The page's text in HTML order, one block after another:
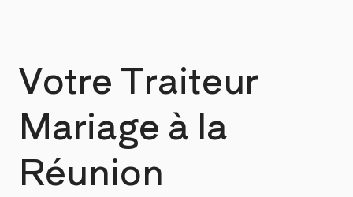
Votre Traiteur
Mariage à la
Réunion